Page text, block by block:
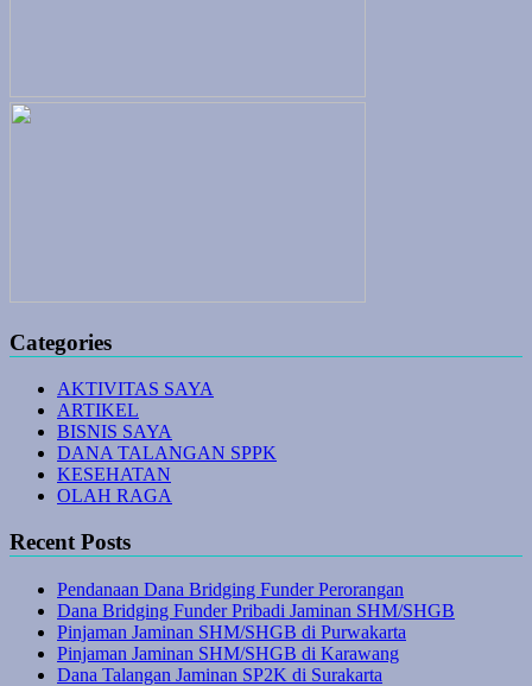
Categories
AKTIVITAS SAYA
ARTIKEL
BISNIS SAYA
DANA TALANGAN SPPK
KESEHATAN
OLAH RAGA
Recent Posts
Pendanaan Dana Bridging Funder Perorangan
Dana Bridging Funder Pribadi Jaminan SHM/SHGB
Pinjaman Jaminan SHM/SHGB di Purwakarta
Pinjaman Jaminan SHM/SHGB di Karawang
Dana Talangan Jaminan SP2K di Surakarta